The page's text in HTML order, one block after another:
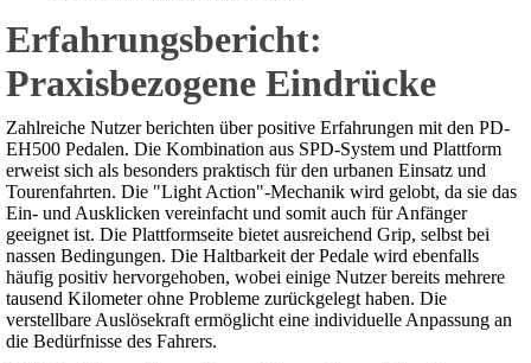
Erfahrungsbericht:
Praxisbezogene Eindrücke
Zahlreiche Nutzer berichten über positive Erfahrungen mit den PD-
EH500 Pedalen. Die Kombination aus SPD-System und Plattform
erweist sich als besonders praktisch für den urbanen Einsatz und
Tourenfahrten. Die "Light Action"-Mechanik wird gelobt, da sie das
Ein- und Ausklicken vereinfacht und somit auch für Anfänger
geeignet ist. Die Plattformseite bietet ausreichend Grip, selbst bei
nassen Bedingungen. Die Haltbarkeit der Pedale wird ebenfalls
häufig positiv hervorgehoben, wobei einige Nutzer bereits mehrere
tausend Kilometer ohne Probleme zurückgelegt haben. Die
verstellbare Auslösekraft ermöglicht eine individuelle Anpassung an
die Bedürfnisse des Fahrers.